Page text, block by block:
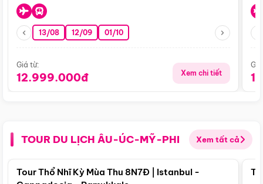
13/08 12/09 01/10
Giá từ:
12.999.000đ Xem chi tiết
TOUR DU LỊCH ÂU-ÚC-MỸ-PHI Xem tất cả
Điểm nổi bật
Tour Thổ Nhĩ Kỳ Mùa Thu 8N7Đ | Istanbul -